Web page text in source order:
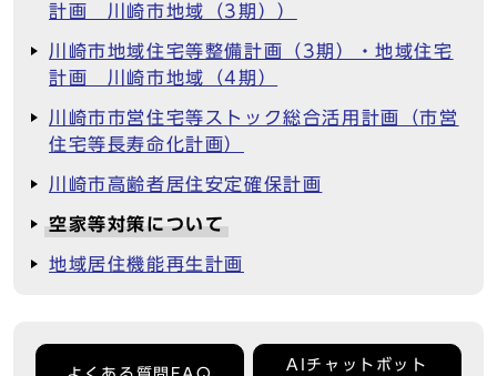
計画 川崎市地域（3期））
川崎市地域住宅等整備計画（3期）・地域住宅
計画 川崎市地域（4期）
川崎市市営住宅等ストック総合活用計画（市営
住宅等長寿命化計画）
川崎市高齢者居住安定確保計画
空家等対策について
地域居住機能再生計画
AIチャットボット